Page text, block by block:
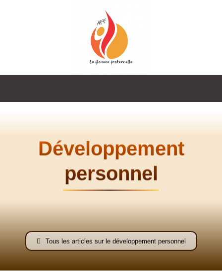
–
Développement
personnel
Tous les articles sur le développement personnel